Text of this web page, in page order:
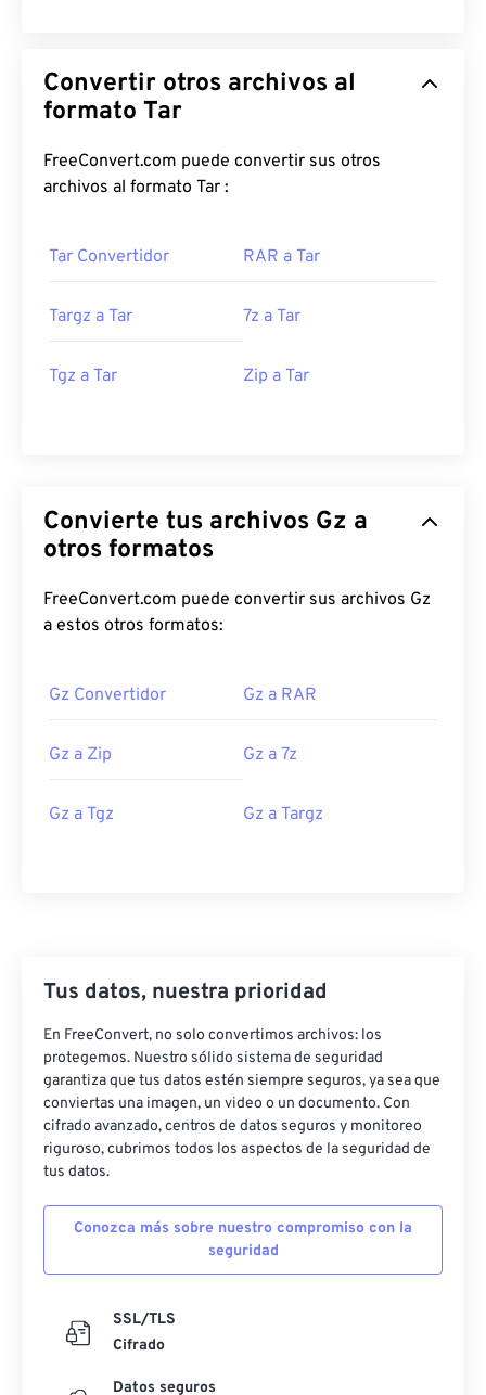
Convertir otros archivos al
formato Tar
FreeConvert.com puede convertir sus otros
archivos al formato Tar :
Tar Convertidor RAR a Tar
Targz a Tar 7z a Tar
Tgz a Tar Zip a Tar
Convierte tus archivos Gz a
otros formatos
FreeConvert.com puede convertir sus archivos Gz
a estos otros formatos:
Gz Convertidor Gz a RAR
Gz a Zip Gz a 7z
Gz a Tgz Gz a Targz
Tus datos, nuestra prioridad
En FreeConvert, no solo convertimos archivos: los
protegemos. Nuestro sólido sistema de seguridad
garantiza que tus datos estén siempre seguros, ya sea que
conviertas una imagen, un video o un documento. Con
cifrado avanzado, centros de datos seguros y monitoreo
riguroso, cubrimos todos los aspectos de la seguridad de
tus datos.
Conozca más sobre nuestro compromiso con la
seguridad
SSL/TLS
Cifrado
Datos seguros